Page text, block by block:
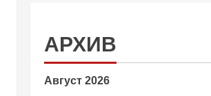
АРХИВ
Август 2026